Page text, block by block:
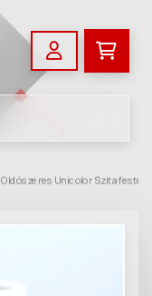
Oldószeres Unicolor